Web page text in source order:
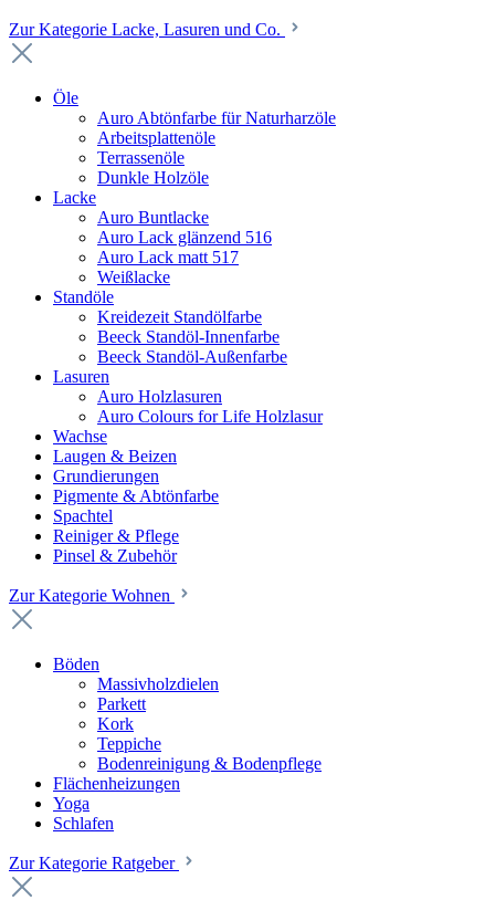
Zur Kategorie Lacke, Lasuren und Co.
Öle
Auro Abtönfarbe für Naturharzöle
Arbeitsplattenöle
Terrassenöle
Dunkle Holzöle
Lacke
Auro Buntlacke
Auro Lack glänzend 516
Auro Lack matt 517
Weißlacke
Standöle
Kreidezeit Standölfarbe
Beeck Standöl-Innenfarbe
Beeck Standöl-Außenfarbe
Lasuren
Auro Holzlasuren
Auro Colours for Life Holzlasur
Wachse
Laugen & Beizen
Grundierungen
Pigmente & Abtönfarbe
Spachtel
Reiniger & Pflege
Pinsel & Zubehör
Zur Kategorie Wohnen
Böden
Massivholzdielen
Parkett
Kork
Teppiche
Bodenreinigung & Bodenpflege
Flächenheizungen
Yoga
Schlafen
Zur Kategorie Ratgeber